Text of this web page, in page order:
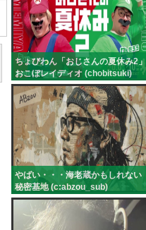
ちょびわん「おじさんの夏休み2」
おこぼレイディオ (chobitsuki)
やばい・・・海老蔵かもしれない
秘密基地 (c:abzou_sub)